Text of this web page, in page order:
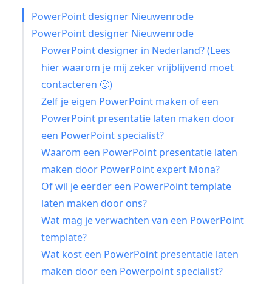
PowerPoint designer Nieuwenrode
PowerPoint designer Nieuwenrode
PowerPoint designer in Nederland? (Lees
hier waarom je mij zeker vrijblijvend moet
contacteren 🙂)
Zelf je eigen PowerPoint maken of een
PowerPoint presentatie laten maken door
een PowerPoint specialist?
Waarom een PowerPoint presentatie laten
maken door PowerPoint expert Mona?
Of wil je eerder een PowerPoint template
laten maken door ons?
Wat mag je verwachten van een PowerPoint
template?
Wat kost een PowerPoint presentatie laten
maken door een Powerpoint specialist?